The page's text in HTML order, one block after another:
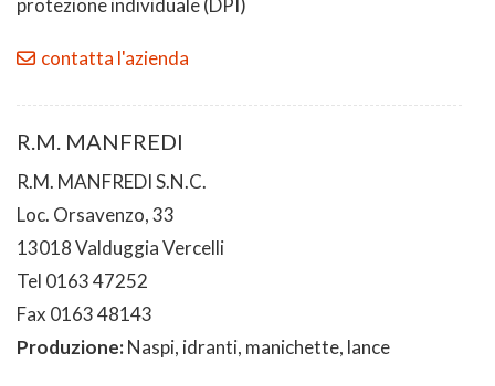
protezione individuale (DPI)
contatta l'azienda
R.M. MANFREDI
R.M. MANFREDI S.N.C.
Loc. Orsavenzo, 33
13018 Valduggia Vercelli
Tel 0163 47252
Fax 0163 48143
Produzione:Naspi, idranti, manichette, lance